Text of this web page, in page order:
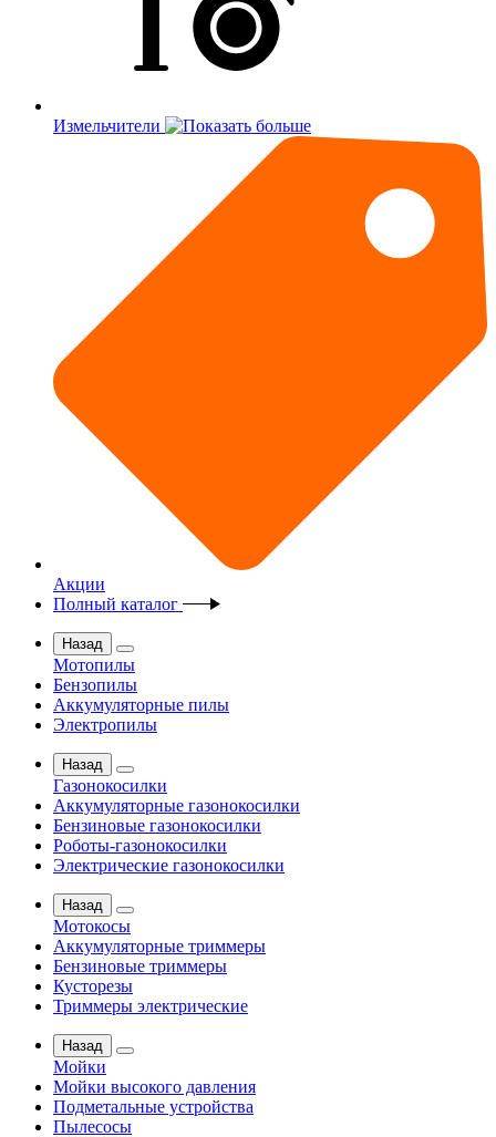
Измельчители
Акции
Полный каталог
Назад
Мотопилы
Бензопилы
Аккумуляторные пилы
Электропилы
Назад
Газонокосилки
Аккумуляторные газонокосилки
Бензиновые газонокосилки
Роботы-газонокосилки
Электрические газонокосилки
Назад
Мотокосы
Аккумуляторные триммеры
Бензиновые триммеры
Кусторезы
Триммеры электрические
Назад
Мойки
Мойки высокого давления
Подметальные устройства
Пылесосы